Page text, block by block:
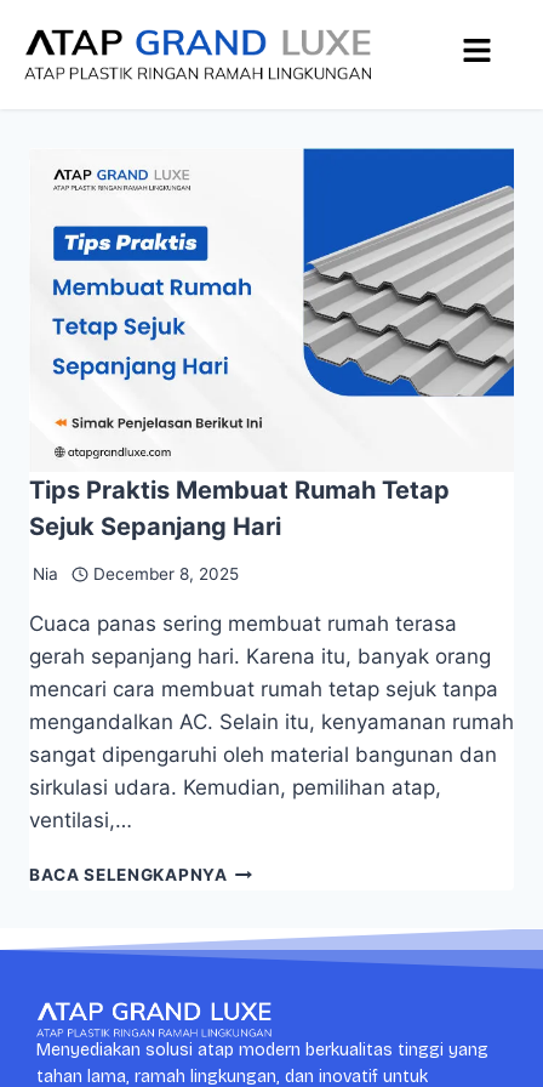
Tips Praktis Membuat Rumah Tetap
Sejuk Sepanjang Hari
Nia December 8, 2025
Cuaca panas sering membuat rumah terasa
gerah sepanjang hari. Karena itu, banyak orang
mencari cara membuat rumah tetap sejuk tanpa
mengandalkan AC. Selain itu, kenyamanan rumah
sangat dipengaruhi oleh material bangunan dan
sirkulasi udara. Kemudian, pemilihan atap,
ventilasi,…
BACA SELENGKAPNYA
Menyediakan solusi atap modern berkualitas tinggi yang
tahan lama, ramah lingkungan, dan inovatif untuk